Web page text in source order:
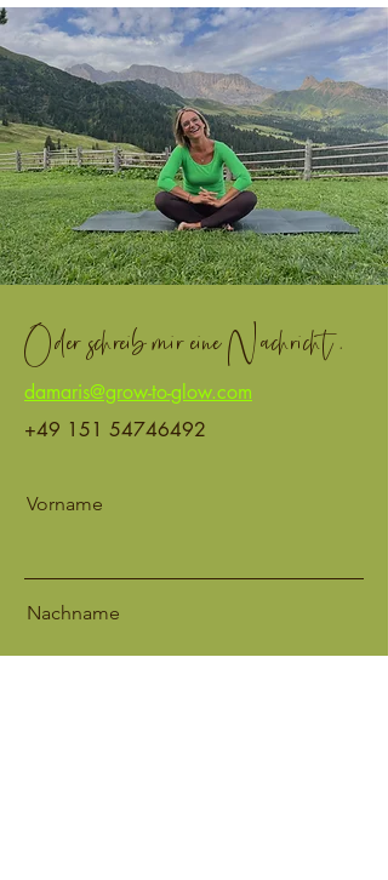
Oder schreib mir eine Nachricht.
damaris@grow-to-glow.com
+49 151 54746492
Vorname
Nachname